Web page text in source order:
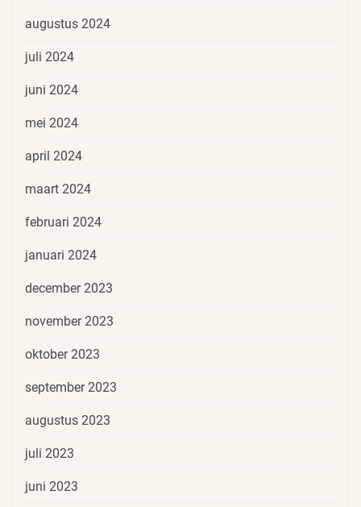
augustus 2024
juli 2024
juni 2024
mei 2024
april 2024
maart 2024
februari 2024
januari 2024
december 2023
november 2023
oktober 2023
september 2023
augustus 2023
juli 2023
juni 2023